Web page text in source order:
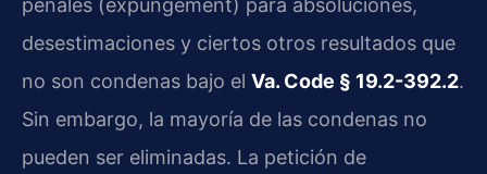
penales (expungement) para absoluciones,
desestimaciones y ciertos otros resultados que
no son condenas bajo el Va. Code § 19.2-392.2.
Sin embargo, la mayoría de las condenas no
pueden ser eliminadas. La petición de